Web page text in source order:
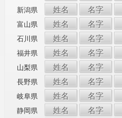
新潟県 姓名 名字
富山県 姓名 名字
石川県 姓名 名字
福井県 姓名 名字
山梨県 姓名 名字
長野県 姓名 名字
岐阜県 姓名 名字
静岡県 姓名 名字